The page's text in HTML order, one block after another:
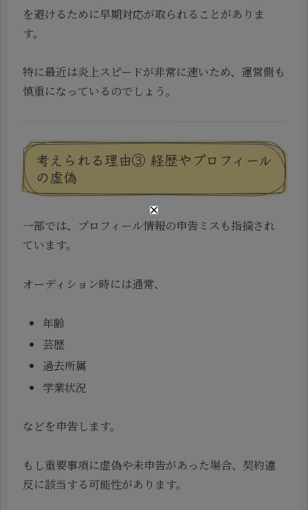
を避けるために早期対応が取られることがありま
す。
特に最近は炎上スピードが非常に速いため、運営側も
慎重になっているのでしょう。
考えられる理由③ 経歴やプロフィール
の虚偽
一部では、プロフィール情報の申告ミスも指摘され
ています。
オーディション時には通常、
年齢
芸歴
過去所属
学業状況
などを申告します。
もし重要事項に虚偽や未申告があった場合、契約違
反に該当する可能性があります。